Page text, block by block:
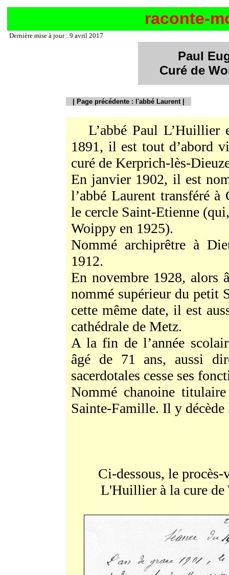
raconte-
Dernière mise à jour : 9 avril 2017
Paul
Curé de
Page précédente : l'abbé Laurent|
L’abbé Paul L’Huillier
1891, il est tout d’abord
curé de Kerprich-lès-
En janvier 1902, il est
l’abbé Laurent transféré
le cercle Saint-Etienne
Woippy en 1925).
Nommé archiprêtre à
1912.
En novembre 1928, alors
nommé supérieur du petit
cette même date, il est
cathédrale de Metz.
A la fin de l’année
âgé de 71 ans, aussi
sacerdotales cesse ses
Nommé chanoine
Sainte-Famille. Il y décède
Ci-dessous, le
L'Huillier à la cure de